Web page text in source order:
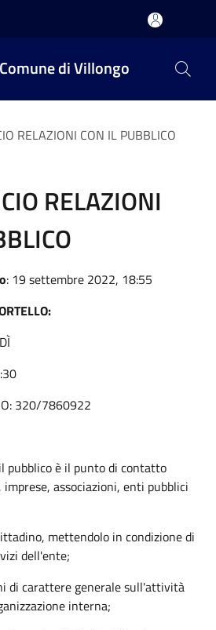
Comune di Villongo
RELAZIONI CON IL PUBBLICO
RELAZIONI
: 19 settembre 2022, 18:55
320/7860922
pubblico è il punto di contatto
associazioni, enti pubblici
mettendolo in condizione di
dell'ente;
di carattere generale sull'attività
interna;